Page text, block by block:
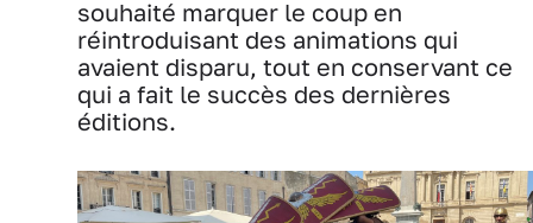
souhaité marquer le coup en
réintroduisant des animations qui
avaient disparu, tout en conservant ce
qui a fait le succès des dernières
éditions.